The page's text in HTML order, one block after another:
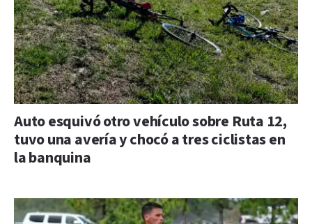
Auto esquivó otro vehículo sobre Ruta 12,
tuvo una avería y chocó a tres ciclistas en
la banquina